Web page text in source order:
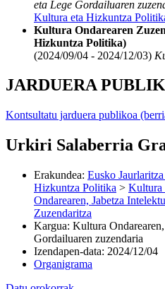
eta Lege Gordailuaren
Kultura eta Hizkuntza
Kultura Ondarearen
Hizkuntza Politika)
(2024/09/04 - 2024/12/03)
JARDUERA
Kontsultatu jarduera publikoa
Urkiri Salaberria
Erakundea: Eusko
Hizkuntza Politika > Kultura
Ondarearen, Jabetza
Zuzendaritza
Kargua: Kultura
Gordailuaren zuzendaria
Izendapen-data: 2024/12/04
Organigrama